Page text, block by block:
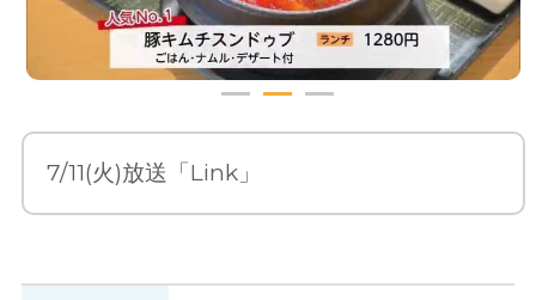
7/11(火)放送「Link」